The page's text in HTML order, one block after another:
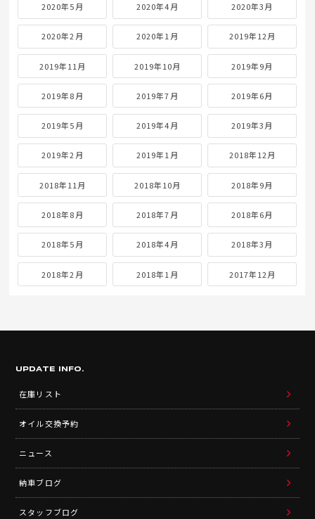
2020年5月 2020年4月 2020年3月
2020年2月 2020年1月 2019年12月
2019年11月 2019年10月 2019年9月
2019年8月 2019年7月 2019年6月
2019年5月 2019年4月 2019年3月
2019年2月 2019年1月 2018年12月
2018年11月 2018年10月 2018年9月
2018年8月 2018年7月 2018年6月
2018年5月 2018年4月 2018年3月
2018年2月 2018年1月 2017年12月
UPDATE INFO.
在庫リスト
オイル交換予約
ニュース
納車ブログ
スタッフブログ